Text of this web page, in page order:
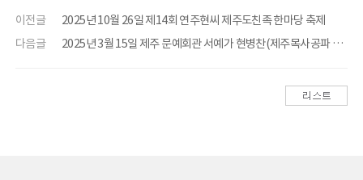
이전글
2025년 10월 26일 제14회 연주현씨 제주도친족 한마당 축제
다음글
2025년 3월 15일 제주 문예회관 서예가 현병찬(제주목사공파 29세) 고문 서예전